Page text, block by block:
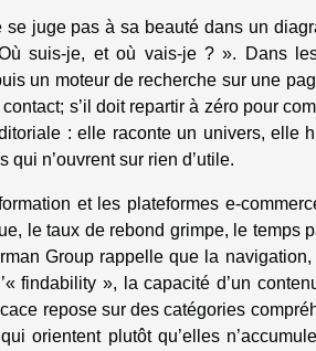
se juge pas à sa beauté dans un
suis-je, et où vais-je ? ». Dans
un moteur de recherche sur une
s’il doit repartir à zéro pour
: elle raconte un univers, elle
qui n’ouvrent sur rien d’utile.
et les plateformes e-
le taux de rebond grimpe, le temps
Group rappelle que la
findability », la capacité d’un
repose sur des catégories
orientent plutôt qu’elles